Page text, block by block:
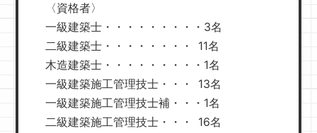
〈資格者〉
一級建築士・・・・・・・・・3名
二級建築士・・・・・・・・ 11名
木造建築士・・・・・・・・・1名
一級建築施工管理技士・・・ 13名
一級建築施工管理技士補・・・1名
二級建築施工管理技士・・・ 16名